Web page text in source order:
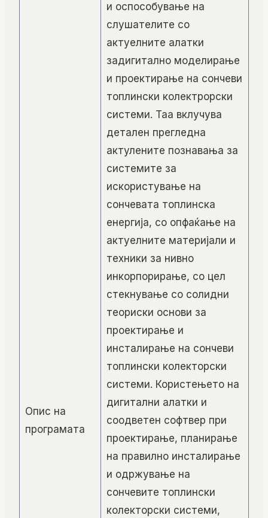
Опис на
програмата
и оспособување на
слушателите со
актуелните алатки
задигитално моделирање
и проектирање на сончеви
топлински колектрорски
системи. Таа вклучува
детален прегледна
актулените познавања за
системите за
искористување на
сончевата топлинска
енергија, со опфаќање на
актуелните материјали и
техники за нивно
инкорпорирање, со цел
стекнување со солидни
теориски основи за
проектирање и
инсталирање на сончеви
топлински колекторски
системи. Користењето на
дигитални алатки и
соодветен софтвер при
проектирање, планирање
на правилно инсталирање
и одржување на
сончевите топлински
колекторски системи,